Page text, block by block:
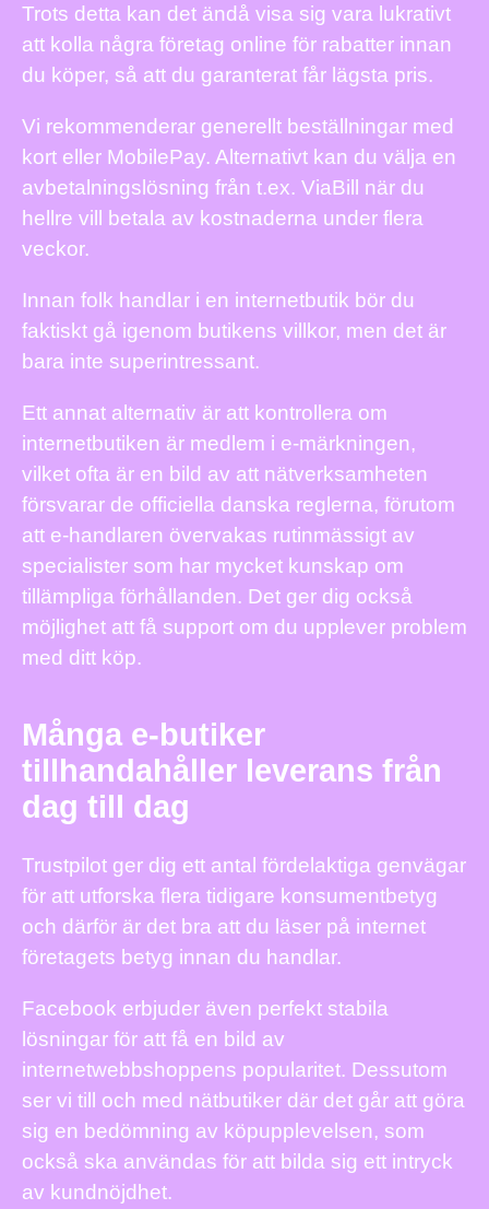
Trots detta kan det ändå visa sig vara lukrativt
att kolla några företag online för rabatter innan
du köper, så att du garanterat får lägsta pris.
Vi rekommenderar generellt beställningar med
kort eller MobilePay. Alternativt kan du välja en
avbetalningslösning från t.ex. ViaBill när du
hellre vill betala av kostnaderna under flera
veckor.
Innan folk handlar i en internetbutik bör du
faktiskt gå igenom butikens villkor, men det är
bara inte superintressant.
Ett annat alternativ är att kontrollera om
internetbutiken är medlem i e-märkningen,
vilket ofta är en bild av att nätverksamheten
försvarar de officiella danska reglerna, förutom
att e-handlaren övervakas rutinmässigt av
specialister som har mycket kunskap om
tillämpliga förhållanden. Det ger dig också
möjlighet att få support om du upplever problem
med ditt köp.
Många e-butiker
tillhandahåller leverans från
dag till dag
Trustpilot ger dig ett antal fördelaktiga genvägar
för att utforska flera tidigare konsumentbetyg
och därför är det bra att du läser på internet
företagets betyg innan du handlar.
Facebook erbjuder även perfekt stabila
lösningar för att få en bild av
internetwebbshoppens popularitet. Dessutom
ser vi till och med nätbutiker där det går att göra
sig en bedömning av köpupplevelsen, som
också ska användas för att bilda sig ett intryck
av kundnöjdhet.